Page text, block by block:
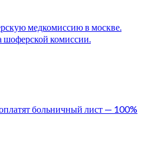
медкомиссию в москве.
шоферской комиссии.
больничный лист — 100%